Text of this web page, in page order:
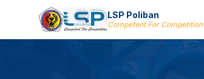
LSP Poliban
Competent For Competition